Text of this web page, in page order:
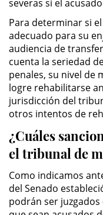
Assault &
Assault
Battery
Simple
severas si el
Para determinar si
adecuado para su
audiencia de
cuenta la seriedad
penales, su nivel de
logre rehabilitarse
jurisdicción del
otros intentos de
¿Cuáles
el tribunal de
Como indicamos
del Senado
podrán ser